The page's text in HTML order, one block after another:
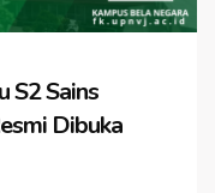
S2 Sains
Dibuka